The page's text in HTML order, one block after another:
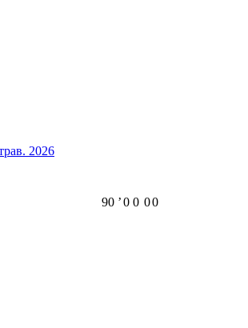
2026
90 ʼ0 0 00